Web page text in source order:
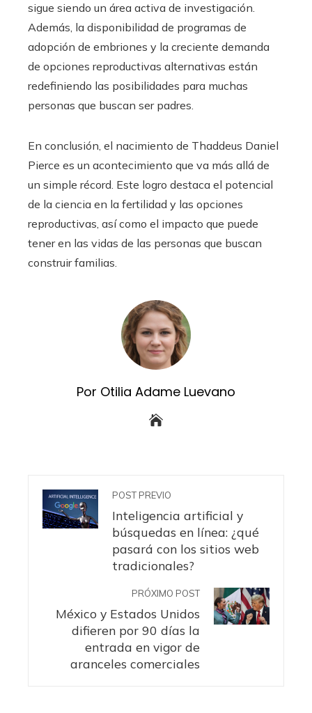
sigue siendo un área activa de investigación.
Además, la disponibilidad de programas de
adopción de embriones y la creciente demanda
de opciones reproductivas alternativas están
redefiniendo las posibilidades para muchas
personas que buscan ser padres.
En conclusión, el nacimiento de Thaddeus Daniel
Pierce es un acontecimiento que va más allá de
un simple récord. Este logro destaca el potencial
de la ciencia en la fertilidad y las opciones
reproductivas, así como el impacto que puede
tener en las vidas de las personas que buscan
construir familias.
Por Otilia Adame Luevano
POST PREVIO
Inteligencia artificial y
búsquedas en línea: ¿qué
pasará con los sitios web
tradicionales?
PRÓXIMO POST
México y Estados Unidos
difieren por 90 días la
entrada en vigor de
aranceles comerciales